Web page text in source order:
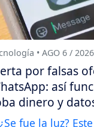
• AGO 6 / 2026
por falsas
así
dinero y